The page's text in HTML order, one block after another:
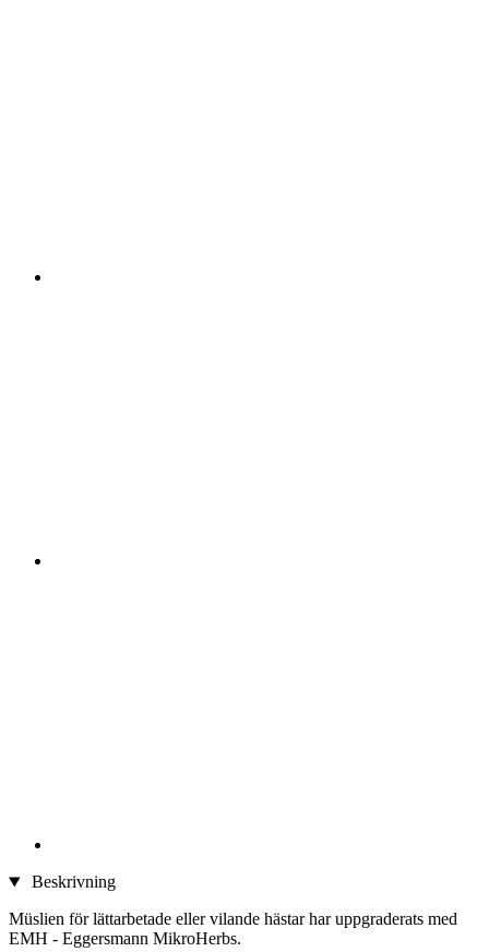
Beskrivning
Müslien för lättarbetade eller vilande hästar har uppgraderats med
EMH - Eggersmann MikroHerbs.